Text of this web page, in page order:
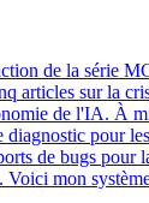
de la série
articles sur la
de l'IA. À
diagnostic pour
de bugs pour
Voici mon